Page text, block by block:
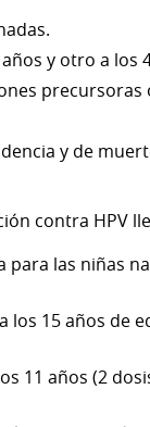
y otro a los
y de
contra HPV
las niñas
15 años de
11 años (2